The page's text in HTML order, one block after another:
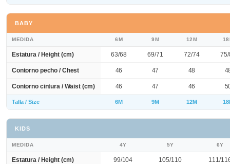
BABY
MEDIDA 6M 9M 12M
Estatura / Height (cm) 63/68 69/71 72/74
Contorno pecho / Chest 46 47 48
Contorno cintura / Waist (cm) 46 47 46
Talla / Size 6M 9M 12M
KIDS
MEDIDA 4Y 5Y 6Y
Estatura / Height (cm) 99/104 105/110 111/